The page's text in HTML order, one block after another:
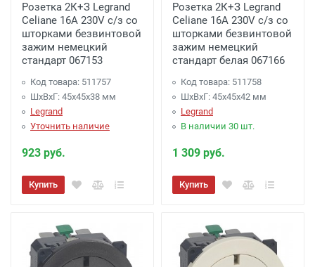
Розетка 2К+З Legrand
Celiane 16A 230V с/з со
шторками безвинтовой
зажим немецкий
стандарт 067153
Код товара: 511757
ШхВхГ: 45x45x38 мм
Legrand
Уточнить наличие
923 руб.
Купить
Розетка 2К+З Legrand
Celiane 16A 230V с/з со
шторками безвинтовой
зажим немецкий
стандарт белая 067166
Код товара: 511758
ШхВхГ: 45x45x42 мм
Legrand
В наличии 30 шт.
1 309 руб.
Купить